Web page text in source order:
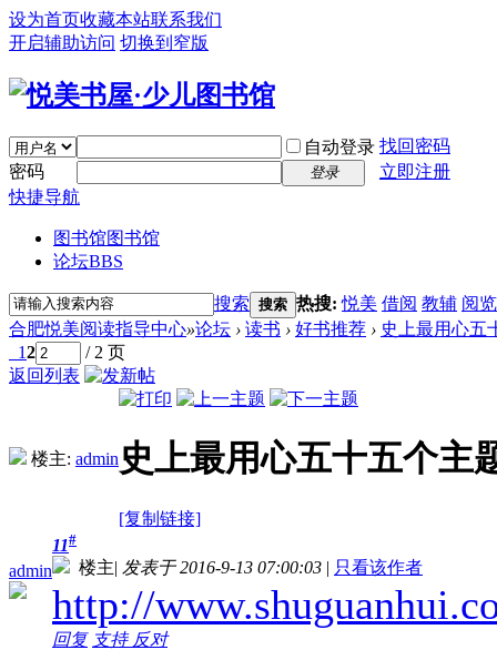
设为首页收藏本站联系我们
开启辅助访问 切换到窄版
自动登录 找回密码
密码
登录
立即注册
快捷导航
图书馆图书馆
论坛BBS
搜索 搜索 热搜:悦美 借阅 教辅 阅览
合肥悦美阅读指导中心»论坛 › 读书 › 好书推荐 › 史上最用心五
12
/ 2 页
返回列表
楼主: admin 史上最用心五十五个主
[复制链接]
admin
11#
楼主| 发表于 2016-9-13 07:00:03 | 只看该作者
http://
回复 支持 反对